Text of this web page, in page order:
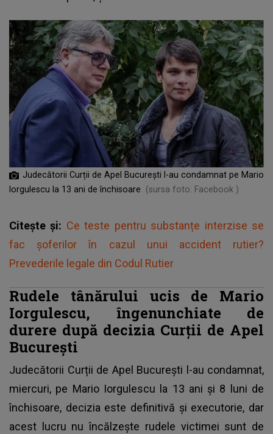
Judecătorii Curții de Apel București l-au condamnat pe Mario
Iorgulescu la 13 ani de închisoare
(sursa foto: Facebook )
Citește și: Ce teste pentru substanțe interzise se
fac șoferilor în cazul unui accident rutier?
Prevederile legale din Codul Rutier
Rudele tânărului ucis de Mario
Iorgulescu, îngenunchiate de
durere după decizia Curții de Apel
București
Judecătorii Curții de Apel București l-au condamnat,
miercuri, pe Mario Iorgulescu la 13 ani și 8 luni de
închisoare, decizia este definitivă și executorie, dar
acest lucru nu încălzește rudele victimei sunt de